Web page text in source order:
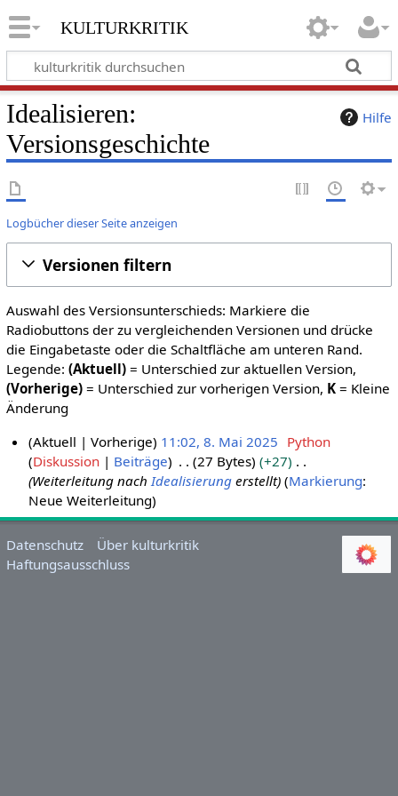
kulturkritik
Hilfe
Idealisieren:
Versionsgeschichte
Logbücher dieser Seite anzeigen
Versionen filtern
Auswahl des Versionsunterschieds: Markiere die
Radiobuttons der zu vergleichenden Versionen und drücke
die Eingabetaste oder die Schaltfläche am unteren Rand.
Legende: (Aktuell)= Unterschied zur aktuellen Version,
(Vorherige)= Unterschied zur vorherigen Version, K= Kleine
Änderung
a
i
2
Aktuell Vorherige 11:02, 8. Mai 2025 Python
Diskussion
Beiträge 27 Bytes
+27
Weiterleitung nachIdealisierung erstellt Markierung:
Neue Weiterleitung
Datenschutz
Über kulturkritik
Haftungsausschluss